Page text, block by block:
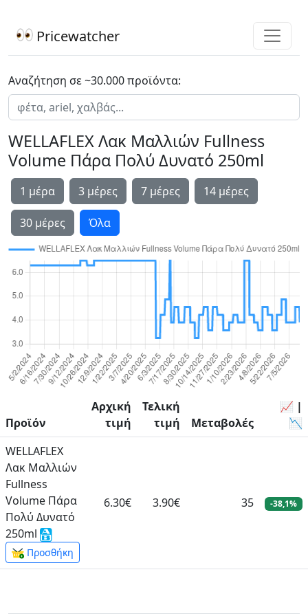
Pricewatcher
Αναζήτηση σε ~30.000 προϊόντα:
WELLAFLEX Λακ Μαλλιών Fullness
Volume Πάρα Πολύ Δυνατό 250ml
1 μέρα 3 μέρες 7 μέρες 14 μέρες
30 μέρες Όλα
Προϊόν
Αρχική
τιμή
Τελική
τιμή
Μεταβολές
📈 |
📉
WELLAFLEX
Λακ Μαλλιών
Fullness
Volume Πάρα
Πολύ Δυνατό
250ml
Προσθήκη
6.30€ 3.90€ 35 -38,1%